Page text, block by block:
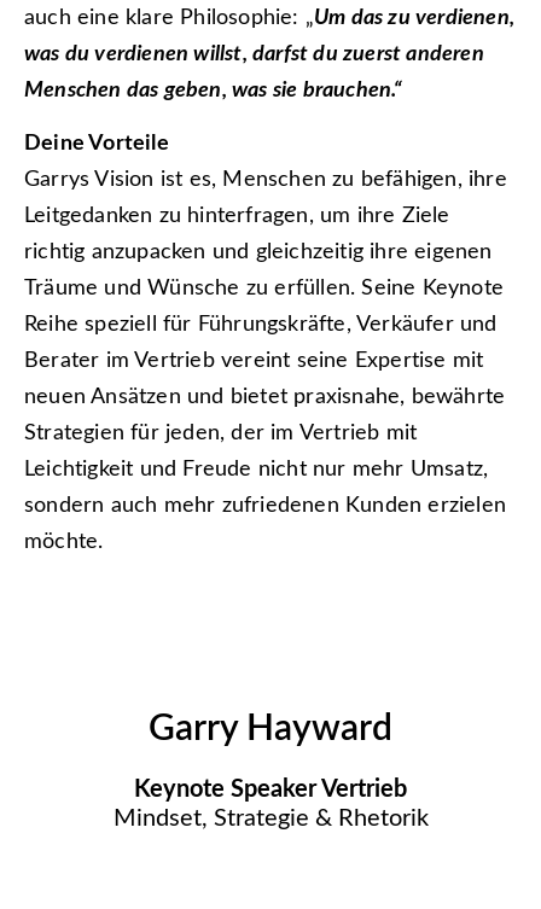
auch eine klare Philosophie: „Um das zu verdienen,
was du verdienen willst, darfst du zuerst anderen
Menschen das geben, was sie brauchen.“
Deine Vorteile
Garrys Vision ist es, Menschen zu befähigen, ihre
Leitgedanken zu hinterfragen, um ihre Ziele
richtig anzupacken und gleichzeitig ihre eigenen
Träume und Wünsche zu erfüllen. Seine Keynote
Reihe speziell für Führungskräfte, Verkäufer und
Berater im Vertrieb vereint seine Expertise mit
neuen Ansätzen und bietet praxisnahe, bewährte
Strategien für jeden, der im Vertrieb mit
Leichtigkeit und Freude nicht nur mehr Umsatz,
sondern auch mehr zufriedenen Kunden erzielen
möchte.
Garry Hayward
Keynote Speaker Vertrieb
Mindset, Strategie & Rhetorik​